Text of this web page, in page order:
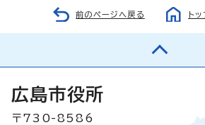
前のページへ戻る ト
広島市役所
〒730-8586